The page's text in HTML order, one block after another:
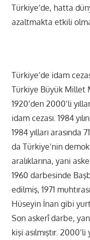
Türkiye’de, hatta
azaltmakta etkili
Türkiye’de idam
Türkiye Büyük Millet
1920’den 2000’li
idam cezası. 1984
1984 yılları arasında
da Türkiye’nin
aralıklarına, yani
1960 darbesinde
edilmiş, 1971
Hüseyin İnan gibi
Son askerî darbe,
kişi asılmıştır.